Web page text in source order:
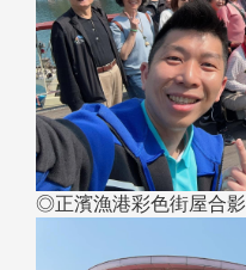
◎正濱漁港彩色街屋合影